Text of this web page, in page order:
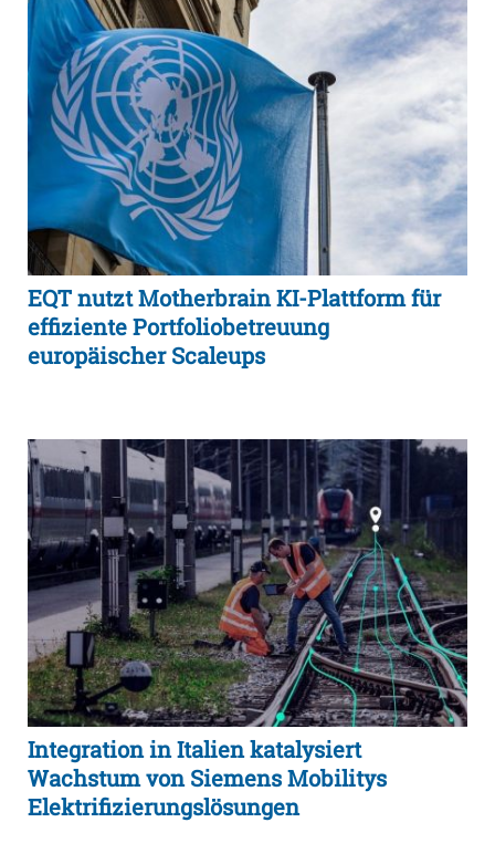
EQT nutzt Motherbrain KI-Plattform für
effiziente Portfoliobetreuung
europäischer Scaleups
Integration in Italien katalysiert
Wachstum von Siemens Mobilitys
Elektrifizierungslösungen